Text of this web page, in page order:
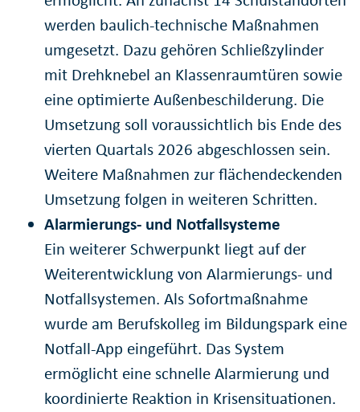
werden baulich-technische Maßnahmen
umgesetzt. Dazu gehören Schließzylinder
mit Drehknebel an Klassenraumtüren sowie
eine optimierte Außenbeschilderung. Die
Umsetzung soll voraussichtlich bis Ende des
vierten Quartals 2026 abgeschlossen sein.
Weitere Maßnahmen zur flächendeckenden
Umsetzung folgen in weiteren Schritten.
Alarmierungs- und Notfallsysteme
Ein weiterer Schwerpunkt liegt auf der
Weiterentwicklung von Alarmierungs- und
Notfallsystemen. Als Sofortmaßnahme
wurde am Berufskolleg im Bildungspark eine
Notfall-App eingeführt. Das System
ermöglicht eine schnelle Alarmierung und
koordinierte Reaktion in Krisensituationen.